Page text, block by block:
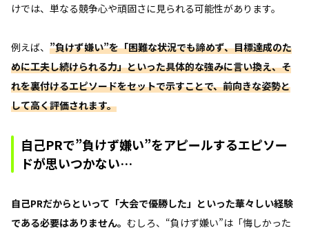
けでは、単なる競争心や頑固さに見られる可能性があります。
例えば、 ”負けず嫌い”を「困難な状況でも諦めず、目標達成のた
めに工夫し続けられる力」といった具体的な強みに言い換え、そ
れを裏付けるエピソードをセットで示すことで、前向きな姿勢と
して高く評価されます。
自己PRで”負けず嫌い”をアピールするエピソー
ドが思いつかない…
自己PRだからといって「大会で優勝した」といった華々しい経験
である必要はありません。 むしろ、“負けず嫌い”は「悔しかった